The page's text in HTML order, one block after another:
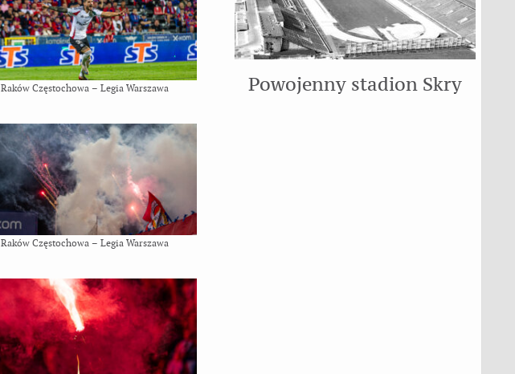
Raków Częstochowa – Legia Warszawa
Raków Częstochowa – Legia Warszawa
Powojenny stadion Skry